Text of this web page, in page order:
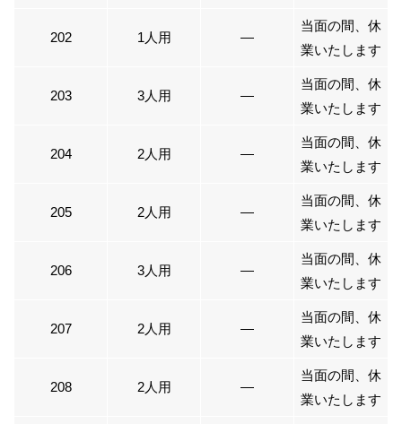
202 1人用 ―
当面の間、休
業いたします
203 3人用 ―
当面の間、休
業いたします
204 2人用 ―
当面の間、休
業いたします
205 2人用 ―
当面の間、休
業いたします
206 3人用 ―
当面の間、休
業いたします
207 2人用 ―
当面の間、休
業いたします
208 2人用 ―
当面の間、休
業いたします